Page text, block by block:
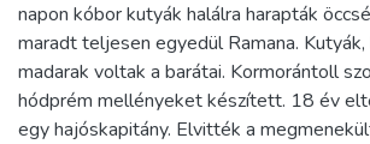
napon kóbor kutyák halálra harapták
maradt teljesen egyedül Ramana.
madarak voltak a barátai. Kormorántoll
hódprém mellényeket készített. 18 év
egy hajóskapitány. Elvitték a